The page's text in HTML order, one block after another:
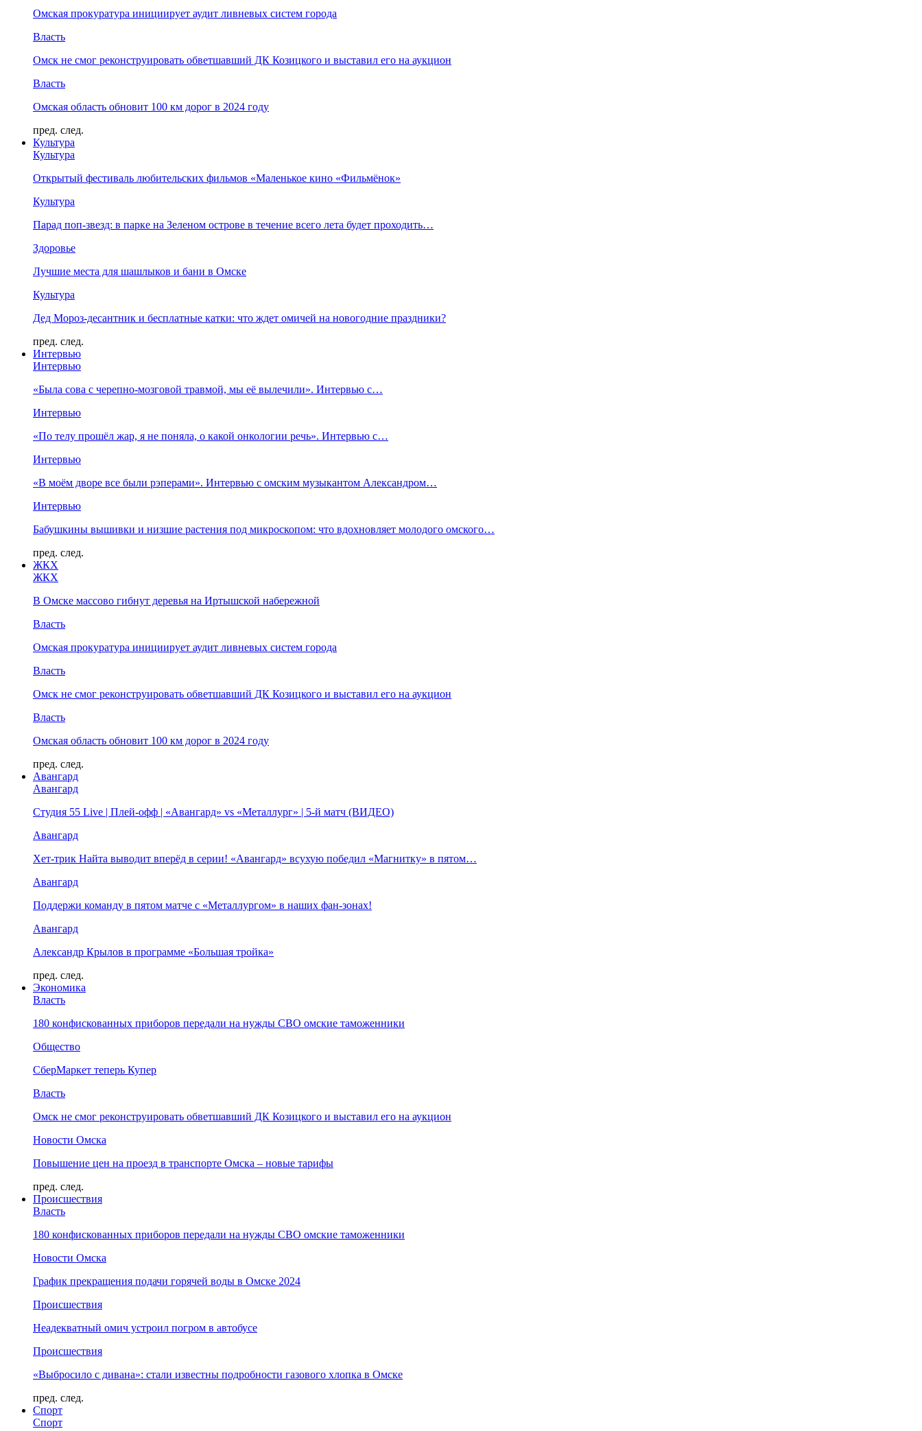
Омская прокуратура инициирует аудит ливневых систем города
Власть
Омск не смог реконструировать обветшавший ДК Козицкого и выставил его на аукцион
Власть
Омская область обновит 100 км дорог в 2024 году
пред. след.
Культура
Культура
Открытый фестиваль любительских фильмов «Маленькое кино «Фильмёнок»
Культура
Парад поп-звезд: в парке на Зеленом острове в течение всего лета будет проходить…
Здоровье
Лучшие места для шашлыков и бани в Омске
Культура
Дед Мороз-десантник и бесплатные катки: что ждет омичей на новогодние праздники?
пред. след.
Интервью
Интервью
«Была сова с черепно-мозговой травмой, мы её вылечили». Интервью с…
Интервью
«По телу прошёл жар, я не поняла, о какой онкологии речь». Интервью с…
Интервью
«В моём дворе все были рэперами». Интервью с омским музыкантом Александром…
Интервью
Бабушкины вышивки и низшие растения под микроскопом: что вдохновляет молодого омского…
пред. след.
ЖКХ
ЖКХ
В Омске массово гибнут деревья на Иртышской набережной
Власть
Омская прокуратура инициирует аудит ливневых систем города
Власть
Омск не смог реконструировать обветшавший ДК Козицкого и выставил его на аукцион
Власть
Омская область обновит 100 км дорог в 2024 году
пред. след.
Авангард
Авангард
Студия 55 Live | Плей-офф | «Авангард» vs «Металлург» | 5-й матч (ВИДЕО)
Авангард
Хет-трик Найта выводит вперёд в серии! «Авангард» всухую победил «Магнитку» в пятом…
Авангард
Поддержи команду в пятом матче с «Металлургом» в наших фан-зонах!
Авангард
Александр Крылов в программе «Большая тройка»
пред. след.
Экономика
Власть
180 конфискованных приборов передали на нужды СВО омские таможенники
Общество
СберМаркет теперь Купер
Власть
Омск не смог реконструировать обветшавший ДК Козицкого и выставил его на аукцион
Новости Омска
Повышение цен на проезд в транспорте Омска – новые тарифы
пред. след.
Происшествия
Власть
180 конфискованных приборов передали на нужды СВО омские таможенники
Новости Омска
График прекращения подачи горячей воды в Омске 2024
Происшествия
Неадекватный омич устроил погром в автобусе
Происшествия
«Выбросило с дивана»: стали известны подробности газового хлопка в Омске
пред. след.
Спорт
Спорт